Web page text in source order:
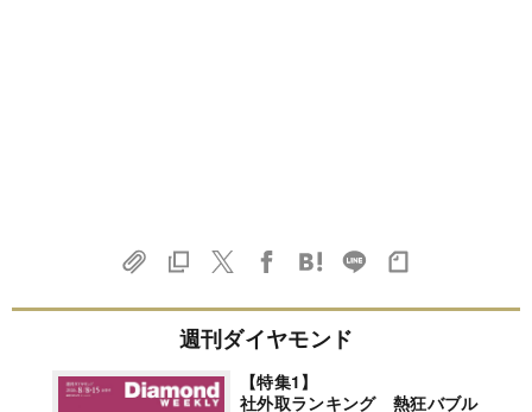
週刊ダイヤモンド
【特集1】
社外取ランキング 熱狂バブル